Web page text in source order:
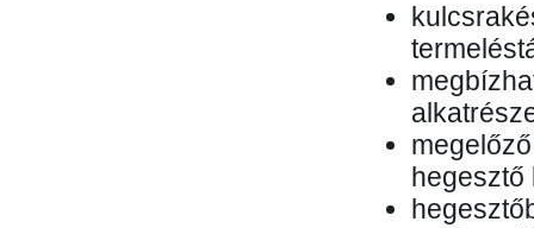
hegesztő